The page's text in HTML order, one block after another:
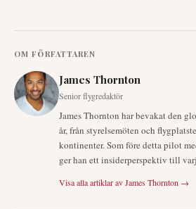
OM FÖRFATTAREN
James Thornton
Senior flygredaktör
James Thornton har bevakat den
år, från styrelsemöten och
kontinenter. Som före detta pilot
ger han ett insiderperspektiv till
Visa alla artiklar avJames Thornton →